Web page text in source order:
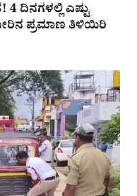
ದಿನಗಳಲ್ಲಿ ಎಷ್ಟು
ಪ್ರಮಾಣ ತಿಳಿಯಿರಿ